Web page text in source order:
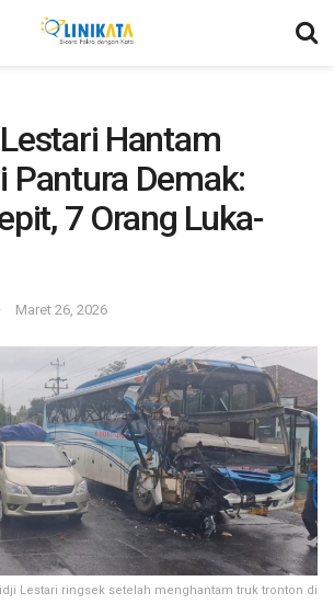
Hantam
Pantura Demak:
7 Orang Luka-
Maret 26, 2026
Lestari ringsek setelah menghantam truk tronton di